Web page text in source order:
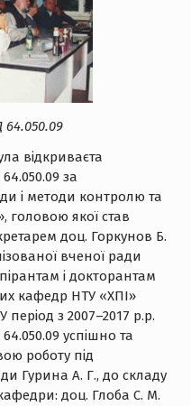
64.050.09
відкриваєта
за
і методи контролю та
головою якої став
доц. Горкунов Б.
вченої ради
і докторантам
кафедр НТУ «ХПІ»
період з 2007–2017 р.р.
успішно та
роботу під
Гурина А. Г., до складу
доц. Глоба С. М.